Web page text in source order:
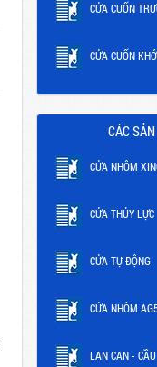
CỬA CUỐN
CỬA CUỐN
CÁC
CỬA NHÔM
CỬA THỦY LỰC
CỬA TỰ ĐỘNG
CỬA NHÔM
LAN CAN -